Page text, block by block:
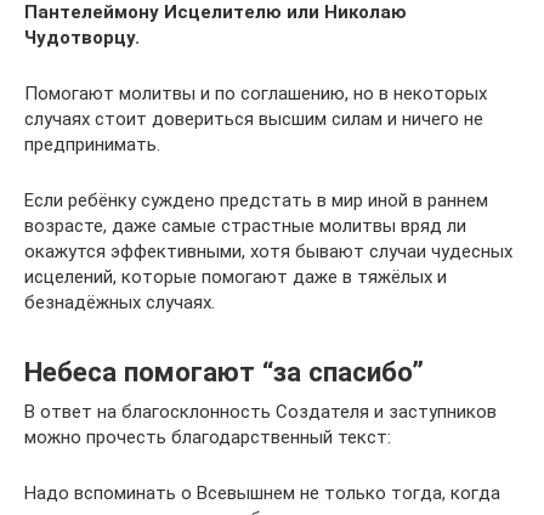
Пантелеймону Исцелителю или Николаю
Чудотворцу.
Помогают молитвы и по соглашению, но в некоторых
случаях стоит довериться высшим силам и ничего не
предпринимать.
Если ребёнку суждено предстать в мир иной в раннем
возрасте, даже самые страстные молитвы вряд ли
окажутся эффективными, хотя бывают случаи чудесных
исцелений, которые помогают даже в тяжёлых и
безнадёжных случаях.
Небеса помогают “за спасибо”
В ответ на благосклонность Создателя и заступников
можно прочесть благодарственный текст:
Надо вспоминать о Всевышнем не только тогда, когда